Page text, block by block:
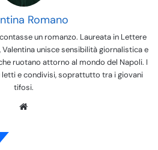
Romano
un romanzo. Laureata in Lettere
unisce sensibilità giornalistica e
ruotano attorno al mondo del Napoli. I
e condivisi, soprattutto tra i giovani
tifosi.